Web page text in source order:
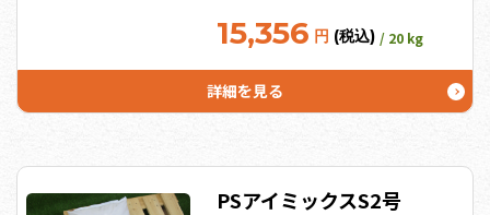
剰。そういうアスパラガス畑向
は2号、キュウリは3号を使用）
粉状で極端に水に溶けやすくコ
15,356 円 (税込) / 20 kg
詳細を見る
PSアイミックスS2号